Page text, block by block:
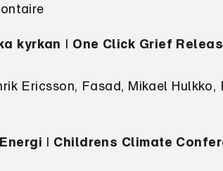
kyrkan I One Click Grief
Ericsson, Fasad, Mikael Hulkko,
I Childrens Climate